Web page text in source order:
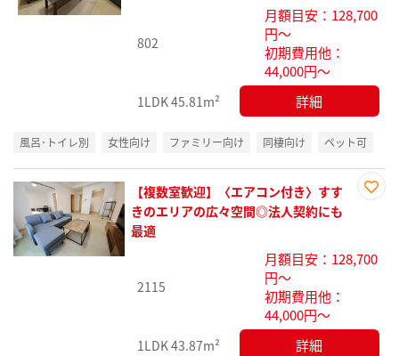
録
802
月額目安：128,700
円～
初期費用他：
44,000円～
1LDK45.81m² 詳細
風呂･トイレ別 女性向け ファミリー向け 同棲向け ペット可
録
【複数室歓迎】〈エアコン付き〉すす
きのエリアの広々空間◎法人契約にも
最適
2115
月額目安：128,700
円～
初期費用他：
44,000円～
1LDK43.87m² 詳細